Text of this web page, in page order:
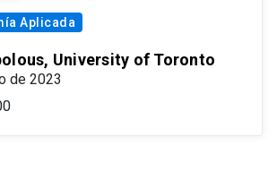
Aplicada
University of Toronto
de 2023